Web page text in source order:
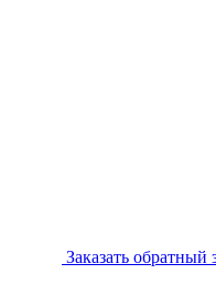
Заказать обратный